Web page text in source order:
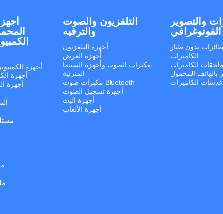
أجهزة
أجهزة
أجهزة
التلفزيون والصوت
والترفيه
أجهزة التلفزيون
أجهزة العرض
مكبرات الصوت وأجهزة السينما
المنزلية
مكبرات صوت Bluetooth
أجهزة تسجيل الصوت
أجهزة البث
أجهزة الألعاب
والتصوير
الفوتوغرافي
بدون طيار
الكاميرات
ملحقات الكاميرات
بالهاتف المحمول
عدسات الكاميرات